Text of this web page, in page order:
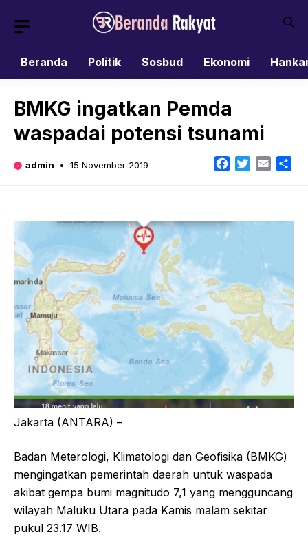
Beranda
Politik Sosbud Ekonomi
BMKG ingatkan Pemda
waspadai potensi tsunami
admin 15 November 2019 Facebook
TwitterEmail
Jakarta (ANTARA) –
Badan Meterologi, Klimatologi dan Geofisika (BMKG)
mengingatkan pemerintah daerah untuk waspada
akibat gempa bumi magnitudo 7,1 yang mengguncang
wilayah Maluku Utara pada Kamis malam sekitar
pukul 23.17 WIB.